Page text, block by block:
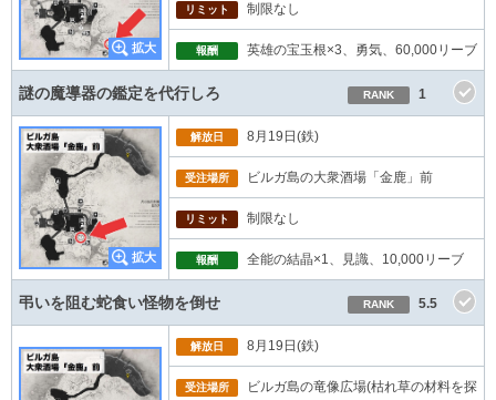
リミット 制限なし
報酬 英雄の宝玉根×3、勇気、60,000リーブ
謎の魔導器の鑑定を代行しろ RANK 1
解放日 8月19日(鉄)
受注場所 ビルガ島の大衆酒場「金鹿」前
リミット 制限なし
報酬 全能の結晶×1、見識、10,000リーブ
弔いを阻む蛇食い怪物を倒せ RANK 5.5
解放日 8月19日(鉄)
受注場所 ビルガ島の竜像広場(枯れ草の材料を探